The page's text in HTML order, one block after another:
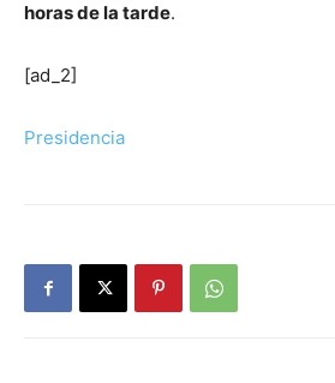
horas de la tarde.
[ad_2]
Presidencia